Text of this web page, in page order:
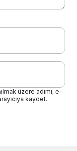
üzere adımı, e-
kaydet.